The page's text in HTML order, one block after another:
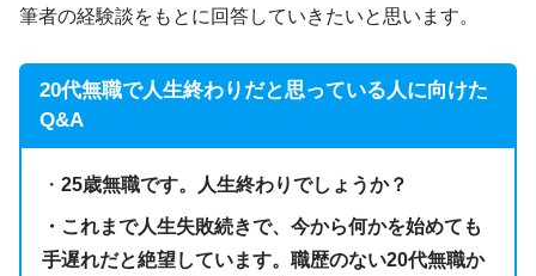
筆者の経験談をもとに回答していきたいと思います。
20代無職で人生終わりだと思っている人に向けた
Q&A
・25歳無職です。人生終わりでしょうか？
・これまで人生失敗続きで、今から何かを始めても
手遅れだと絶望しています。職歴のない20代無職か